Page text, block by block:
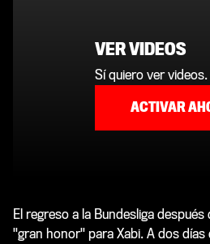
VER VIDEOS
Sí quiero ver videos.
ACTIVAR
El regreso a la Bundesliga
"gran honor" para Xabi. A dos días